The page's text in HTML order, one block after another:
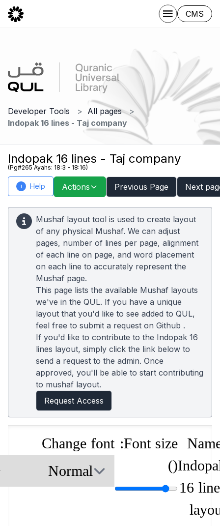
CMS
Developer Tools
All pages
Indopak 16 lines - Taj company
Indopak 16 lines - Taj company
(Pg#265 Ayahs: 18:3 - 18:16)
i Help Actions Previous Page Next
Mushaf layout tool is used to create layout
of any physical Mushaf. We can adjust
pages, number of lines per page, alignment
of each line on page, and word placement
on each line to accurately represent the
Mushaf page.
This page lists the available Mushaf layouts
we've in the QUL. If you have a unique
layout that you'd like to see added to QUL,
feel free to submit a request on Github .
If you'd like to contribute to the Indopak 16
lines layout, simply click the link below to
send a request to the admin. Once
approved, you'll be able to start contributing
to mushaf layout.
Request Access
16
Font size:
(
)
Change font